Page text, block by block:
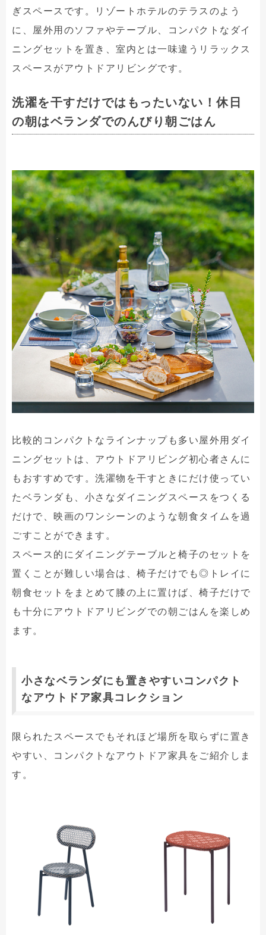
ぎスペースです。リゾートホテルのテラスのよう
に、屋外用のソファやテーブル、コンパクトなダイ
ニングセットを置き、室内とは一味違うリラックス
スペースがアウトドアリビングです。
洗濯を干すだけではもったいない！休日
の朝はベランダでのんびり朝ごはん
比較的コンパクトなラインナップも多い屋外用ダイ
ニングセットは、アウトドアリビング初心者さんに
もおすすめです。洗濯物を干すときにだけ使ってい
たベランダも、小さなダイニングスペースをつくる
だけで、映画のワンシーンのような朝食タイムを過
ごすことができます。
スペース的にダイニングテーブルと椅子のセットを
置くことが難しい場合は、椅子だけでも◎トレイに
朝食セットをまとめて膝の上に置けば、椅子だけで
も十分にアウトドアリビングでの朝ごはんを楽しめ
ます。
小さなベランダにも置きやすいコンパクト
なアウトドア家具コレクション
限られたスペースでもそれほど場所を取らずに置き
やすい、コンパクトなアウトドア家具をご紹介しま
す。